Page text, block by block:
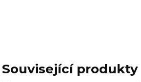
Související produkty